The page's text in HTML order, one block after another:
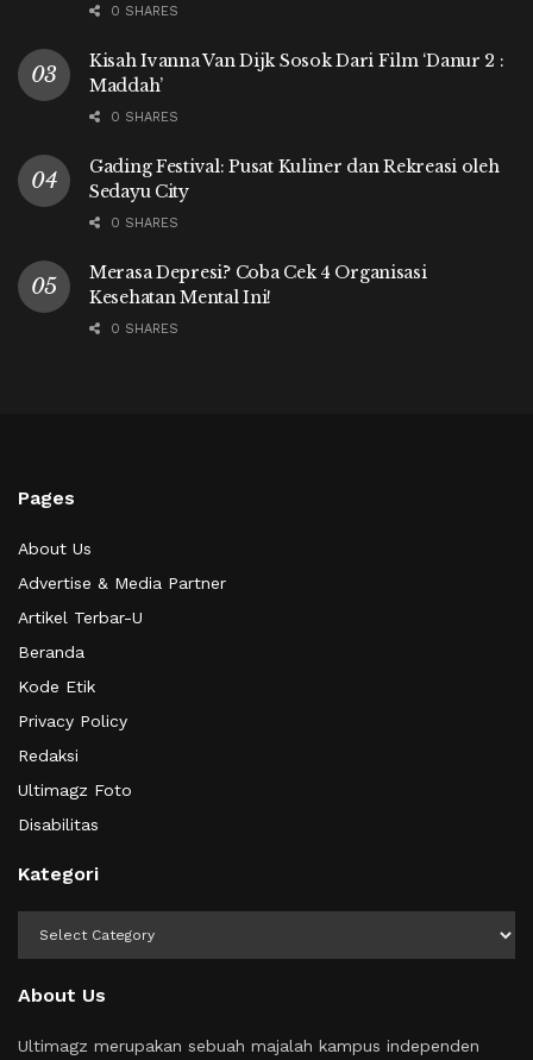
0 SHARES
Kisah Ivanna Van Dijk Sosok Dari Film ‘Danur 2 :
Maddah’
0 SHARES
Gading Festival: Pusat Kuliner dan Rekreasi oleh
Sedayu City
0 SHARES
Merasa Depresi? Coba Cek 4 Organisasi
Kesehatan Mental Ini!
0 SHARES
Pages
About Us
Advertise & Media Partner
Artikel Terbar-U
Beranda
Kode Etik
Privacy Policy
Redaksi
Ultimagz Foto
Disabilitas
Kategori
About Us
Ultimagz merupakan sebuah majalah kampus independen